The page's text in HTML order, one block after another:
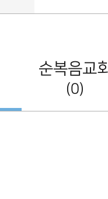
순복음교회
(0)